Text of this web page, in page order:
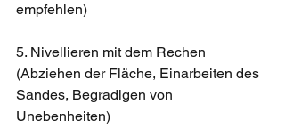
empfehlen)
5. Nivellieren mit dem Rechen
(Abziehen der Fläche, Einarbeiten des
Sandes, Begradigen von
Unebenheiten)